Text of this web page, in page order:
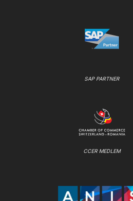
SAP PARTNER
CCER MEDLEM